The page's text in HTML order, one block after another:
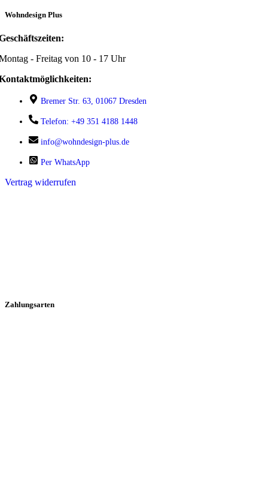
Wohndesign Plus
- Freitag von 10 - 17 Uhr
Bremer Str. 63, 01067 Dresden
Telefon: +49 351 4188 1448
info@wohndesign-plus.de
Per WhatsApp
Vertrag widerrufen
Zahlungsarten